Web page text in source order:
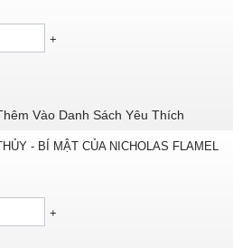
+
Vào Danh Sách Yêu Thích
- BÍ MẬT CỦA NICHOLAS FLAMEL
+